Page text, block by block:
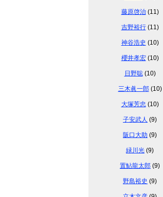
藤原啓治(11)
吉野裕行(11)
神谷浩史 (10)
櫻井孝宏(10)
日野聡(10)
三木眞一郎(10)
大塚芳忠 (10)
子安武人 (9)
阪口大助 (9)
緑川光 (9)
置鮎龍太郎 (9)
野島裕史 (9)